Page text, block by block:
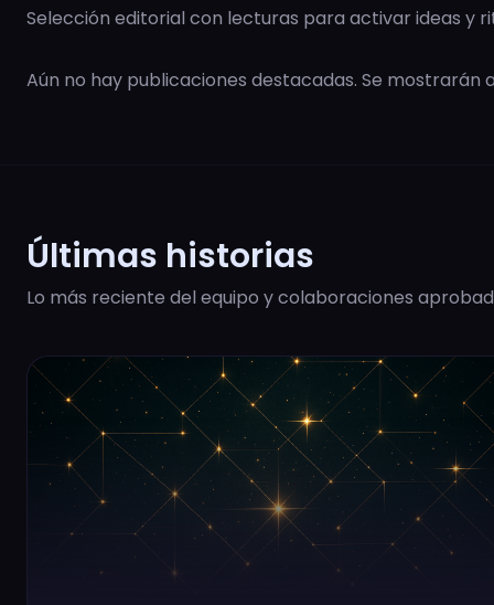
Selección editorial con lecturas para activar ideas y
Aún no hay publicaciones destacadas. Se
Últimas historias
Lo más reciente del equipo y colaboraciones